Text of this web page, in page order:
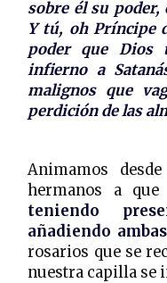
sobre él su
Y tú, oh Príncipe
poder que Dios
infierno a
malignos que
perdición de las
Animamos
hermanos a que
teniendo
añadiendo
rosarios que se
nuestra capilla se